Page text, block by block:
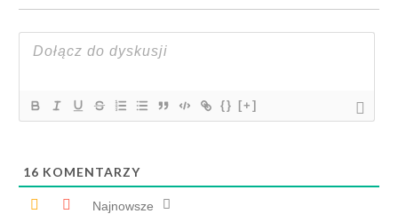
{} [+]
16 KOMENTARZY
Najnowsze